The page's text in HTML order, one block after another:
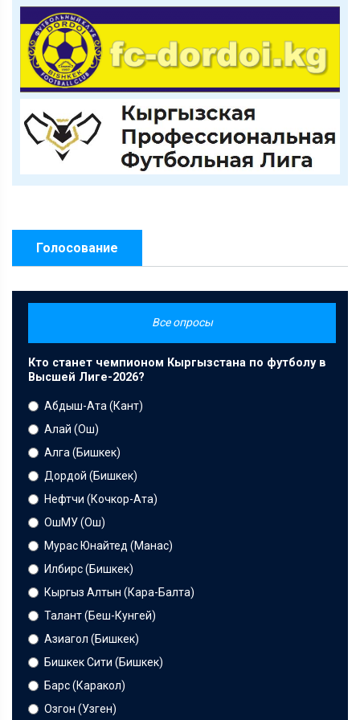
Голосование
Все опросы
Кто станет чемпионом Кыргызстана по футболу в
Высшей Лиге-2026?
Абдыш-Ата (Кант)
Алай (Ош)
Алга (Бишкек)
Дордой (Бишкек)
Нефтчи (Кочкор-Ата)
ОшМУ (Ош)
Мурас Юнайтед (Манас)
Илбирс (Бишкек)
Кыргыз Алтын (Кара-Балта)
Талант (Беш-Кунгей)
Азиагол (Бишкек)
Бишкек Сити (Бишкек)
Барс (Каракол)
Озгон (Узген)